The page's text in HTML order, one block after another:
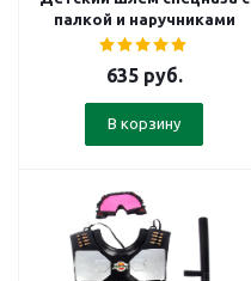
палкой и наручниками
635руб.
В корзину